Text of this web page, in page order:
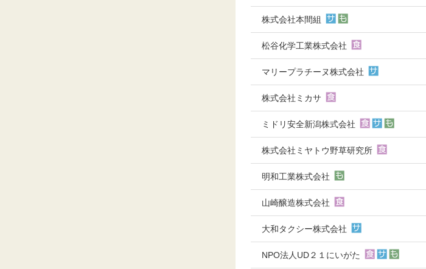
株式会社本間組
松谷化学工業株式会社
マリープラチーヌ株式会社
株式会社ミカサ
ミドリ安全新潟株式会社
株式会社ミヤトウ野草研究所
明和工業株式会社
山崎醸造株式会社
大和タクシー株式会社
NPO法人UD２１にいがた